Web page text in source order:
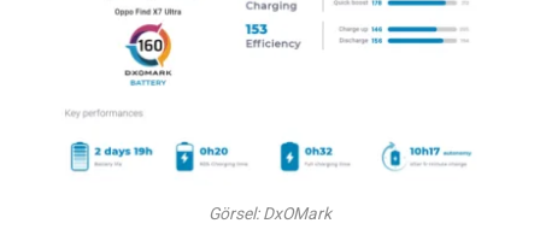
Görsel: DxOMark